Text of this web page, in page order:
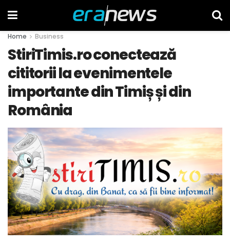
Home Business
StiriTimis.ro conectează
cititorii la evenimentele
importante din Timiș și din
România